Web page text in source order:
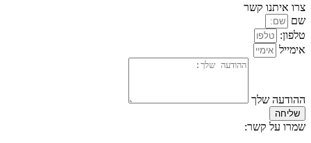
צרו איתנו קשר
שם
טלפון:
אימייל
ההודעה שלך
שליחה
שמרו על קשר: